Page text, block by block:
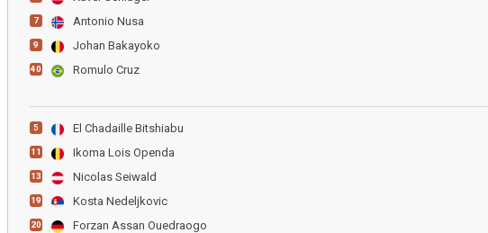
7 Antonio Nusa
9 Johan Bakayoko
40 Romulo Cruz
5 El Chadaille Bitshiabu
11 Ikoma Lois Openda
13 Nicolas Seiwald
19 Kosta Nedeljkovic
20 Forzan Assan Ouedraogo